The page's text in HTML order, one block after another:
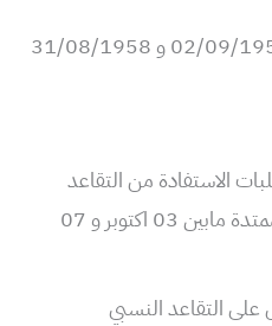
الاستفادة من التقاعد
النسبي و ذلك خلال الفترة الممتدة مابين 03 اكتوبر و 07
التقاعد النسبي